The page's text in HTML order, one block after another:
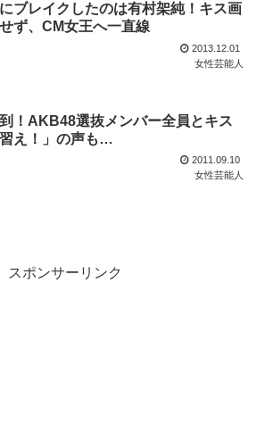
ブレイクしたのは有村架純！キス画
ず、CM女王へ一直線
2013.12.01
女性芸能人
！AKB48選抜メンバー全員とキス
え！」の声も…
2011.09.10
女性芸能人
スポンサーリンク